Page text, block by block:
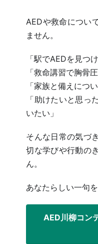
AEDや救命につい
ません。
「駅でAEDを見つけ
「救命講習で胸骨
「家族と備えにつ
「助けたいと思っ
いたい」
そんな日常の気づ
切な学びや行動の
ん。
あなたらしい一句
AED川柳コン